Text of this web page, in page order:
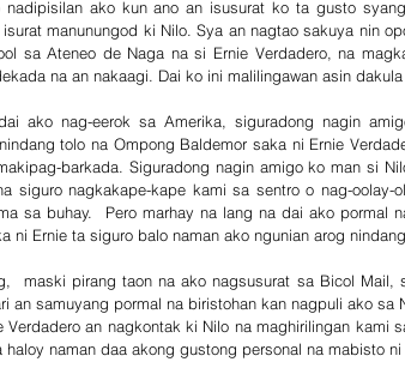
nadipisilan ako kun ano an isusurat ko ta gusto
manunungod ki Nilo. Sya an nagtao sakuya nin
sa Ateneo de Naga na si Ernie Verdadero, na
na an nakaagi. Dai ko ini malilingawan asin
ako nag-eerok sa Amerika, siguradong nagin
tolo na Ompong Baldemor saka ni Ernie
barkada. Siguradong nagin amigo ko man si
siguro nagkakape-kape kami sa sentro o nag-oolay-
sa buhay.  Pero marhay na lang na dai ako pormal
ni Ernie ta siguro balo naman ako ngunian arog
maski pirang taon na ako nagsusurat sa Bicol Mail,
an samuyang pormal na biristohan kan nagpuli ako sa
Verdadero an nagkontak ki Nilo na maghirilingan kami
haloy naman daa akong gustong personal na mabisto ni